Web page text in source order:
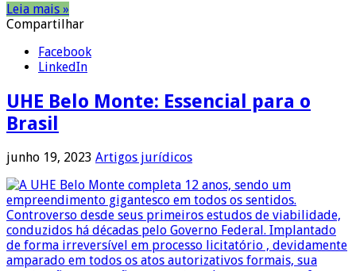
Leia mais »
Compartilhar
Facebook
LinkedIn
UHE Belo Monte: Essencial para o
Brasil
junho 19, 2023 Artigos jurídicos